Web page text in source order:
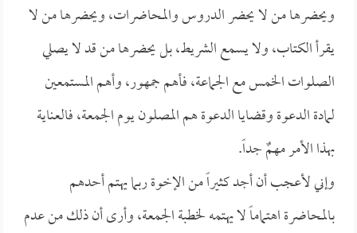
ويحضرها من لا يحضر الدروس والمحاضرات، ويحضرها من لا
يقرأ الكتاب، ولا يسمع الشريط، بل يحضرها من قد لا يصلي
الصلوات الخمس مع الجماعة، فأهم جمهور، وأهم المستمعين
لمادة الدعوة وقضايا الدعوة هم المصلون يوم الجمعة، فالعناية
بهذا الأمر مهمٌ جداً.
وإني لأعجب أن أجد كثيراً من الإخوة ربما يهتم أحدهم
بالمحاضرة اهتماماً لا يهتمه لخطبة الجمعة، وأرى أن ذلك من عدم